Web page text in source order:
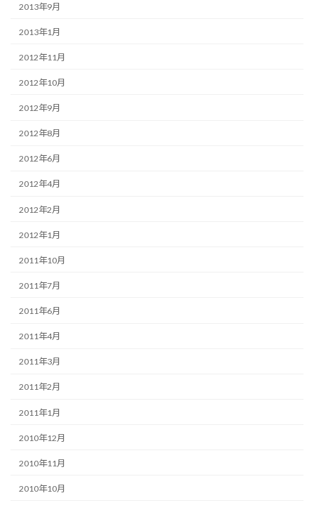
2013年9月
2013年1月
2012年11月
2012年10月
2012年9月
2012年8月
2012年6月
2012年4月
2012年2月
2012年1月
2011年10月
2011年7月
2011年6月
2011年4月
2011年3月
2011年2月
2011年1月
2010年12月
2010年11月
2010年10月